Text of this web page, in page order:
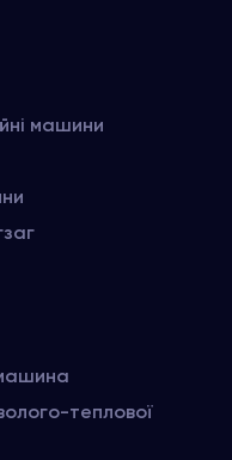
машини
теплової